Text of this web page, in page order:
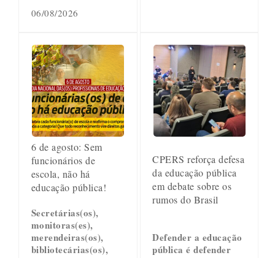
06/08/2026
6 de agosto: Sem
funcionários de
escola, não há
educação pública!
Secretárias(os),
monitoras(es),
merendeiras(os),
bibliotecárias(os),
CPERS reforça defesa
da educação pública
em debate sobre os
rumos do Brasil
Defender a educação
pública é defender